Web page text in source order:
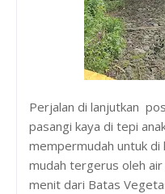
Perjalan di lanjutkan
pasangi kaya di tepi
mempermudah untuk di
mudah tergerus oleh
menit dari Batas